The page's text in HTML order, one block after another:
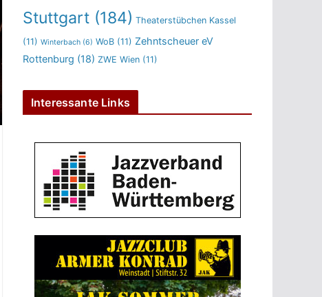
Stuttgart (184) Theaterstübchen Kassel
(11) Winterbach (6) WoB (11) Zehntscheuer eV
Rottenburg (18) ZWE Wien (11)
Interessante Links